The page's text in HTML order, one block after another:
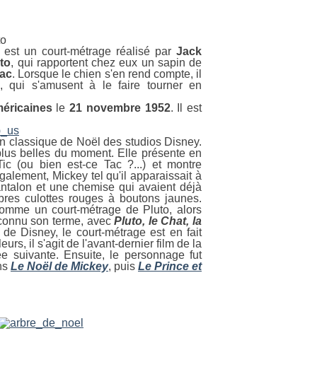
est un court-métrage réalisé parJack
, qui rapportent chez eux un sapin de
. Lorsque le chien s'en rend compte, il
qui s'amusent à le faire tourner en
le 21 novembre 1952. Il est
classique de Noël des studios Disney.
belles du moment. Elle présente en
(ou bien est-ce Tac ?...) et montre
Mickey tel qu'il apparaissait à
et une chemise qui avaient déjà
culottes rouges à boutons jaunes.
un court-métrage de Pluto, alors
son terme, avecPluto, le Chat, la
Disney, le court-métrage est en fait
il s'agit de l'avant-dernier film de la
suivante. Ensuite, le personnage fut
Le Noël de Mickey, puis Le Prince et